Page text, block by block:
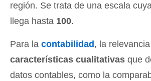
región. Se trata de una escala
llega hasta 100.
Para la contabilidad , la
características cualitativas que
datos contables, como la